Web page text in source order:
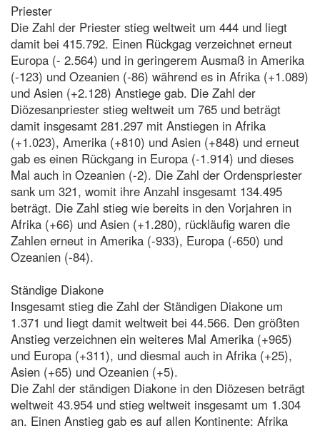
Priester
Die Zahl der Priester stieg weltweit um 444 und liegt
damit bei 415.792. Einen Rückgag verzeichnet erneut
Europa (- 2.564) und in geringerem Ausmaß in Amerika
(-123) und Ozeanien (-86) während es in Afrika (+1.089)
und Asien (+2.128) Anstiege gab. Die Zahl der
Diözesanpriester stieg weltweit um 765 und beträgt
damit insgesamt 281.297 mit Anstiegen in Afrika
(+1.023), Amerika (+810) und Asien (+848) und erneut
gab es einen Rückgang in Europa (-1.914) und dieses
Mal auch in Ozeanien (-2). Die Zahl der Ordenspriester
sank um 321, womit ihre Anzahl insgesamt 134.495
beträgt. Die Zahl stieg wie bereits in den Vorjahren in
Afrika (+66) und Asien (+1.280), rückläufig waren die
Zahlen erneut in Amerika (-933), Europa (-650) und
Ozeanien (-84).
Ständige Diakone
Insgesamt stieg die Zahl der Ständigen Diakone um
1.371 und liegt damit weltweit bei 44.566. Den größten
Anstieg verzeichnen ein weiteres Mal Amerika (+965)
und Europa (+311), und diesmal auch in Afrika (+25),
Asien (+65) und Ozeanien (+5).
Die Zahl der ständigen Diakone in den Diözesen beträgt
weltweit 43.954 und stieg weltweit insgesamt um 1.304
an. Einen Anstieg gab es auf allen Kontinente: Afrika